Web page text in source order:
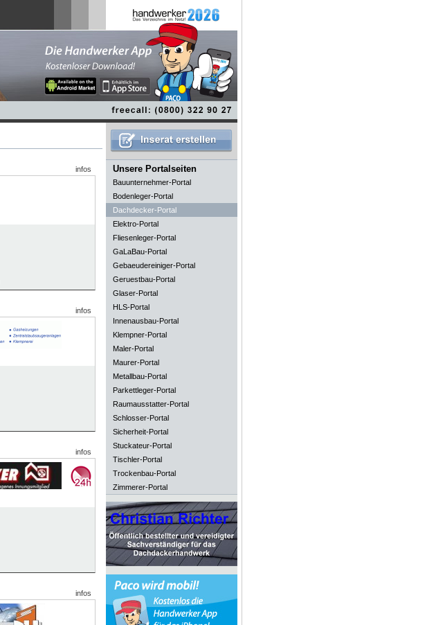
infos
infos
infos
infos
Unsere Portalseiten
Bauunternehmer-Portal
Bodenleger-Portal
Dachdecker-Portal
Elektro-Portal
Fliesenleger-Portal
GaLaBau-Portal
Gebaeudereiniger-Portal
Geruestbau-Portal
Glaser-Portal
HLS-Portal
Innenausbau-Portal
Klempner-Portal
Maler-Portal
Maurer-Portal
Metallbau-Portal
Parkettleger-Portal
Raumausstatter-Portal
Schlosser-Portal
Sicherheit-Portal
Stuckateur-Portal
Tischler-Portal
Trockenbau-Portal
Zimmerer-Portal